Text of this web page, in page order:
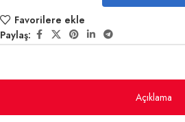
Favorilere ekle
Paylaş:
Açıklama